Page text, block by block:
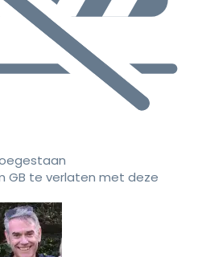
GB te verlaten met deze